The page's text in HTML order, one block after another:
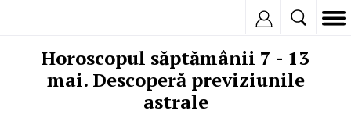
Horoscopul săptămânii 7 - 13
mai. Descoperă previziunile
astrale